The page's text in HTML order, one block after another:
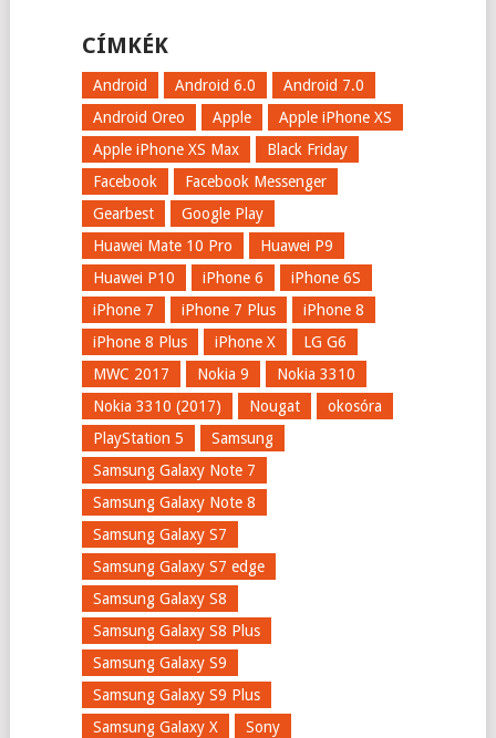
CÍMKÉK
Android Android 6.0
Android 7.0
Android Oreo
Apple
Apple iPhone XS
Apple iPhone XS Max
Black Friday
Facebook
Facebook Messenger
Gearbest
Google Play
Huawei Mate 10 Pro
Huawei P9
Huawei P10
iPhone 6
iPhone 6S
iPhone 7
iPhone 7 Plus
iPhone 8
iPhone 8 Plus
iPhone X
LG G6
MWC 2017
Nokia 9
Nokia 3310
Nokia 3310 (2017)
Nougat
okosóra
PlayStation 5
Samsung
Samsung Galaxy Note 7
Samsung Galaxy Note 8
Samsung Galaxy S7
Samsung Galaxy S7 edge
Samsung Galaxy S8
Samsung Galaxy S8 Plus
Samsung Galaxy S9
Samsung Galaxy S9 Plus
Samsung Galaxy X
Sony